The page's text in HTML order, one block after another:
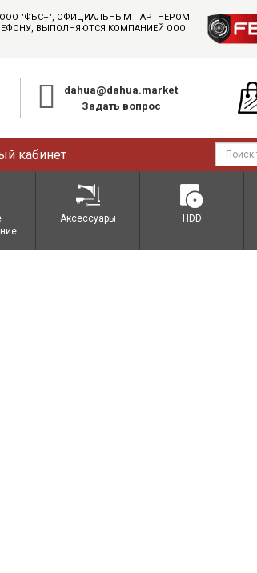
ООО "ФБС+", ОФИЦИАЛЬНЫМ ПАРТНЕРОМ
ВЫПОЛНЯЮТСЯ КОМПАНИЕЙ ООО
dahua@dahua.market
Задать вопрос
кабинет
Аксессуары HDD